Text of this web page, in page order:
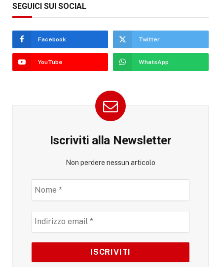
SEGUICI SUI SOCIAL
Facebook Twitter
YouTube WhatsApp
Iscriviti alla Newsletter
Non perdere nessun articolo